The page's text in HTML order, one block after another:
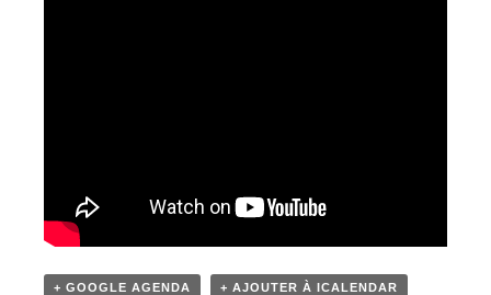
+ GOOGLE AGENDA + AJOUTER À ICALENDAR